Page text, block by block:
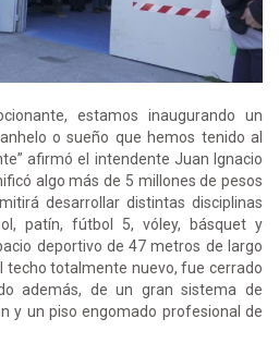
estamos inaugurando un
o sueño que hemos tenido al
afirmó el intendente Juan Ignacio
algo más de 5 millones de pesos
desarrollar distintas disciplinas
patín, fútbol 5, vóley, básquet y
deportivo de 47 metros de largo
techo totalmente nuevo, fue cerrado
además, de un gran sistema de
y un piso engomado profesional de